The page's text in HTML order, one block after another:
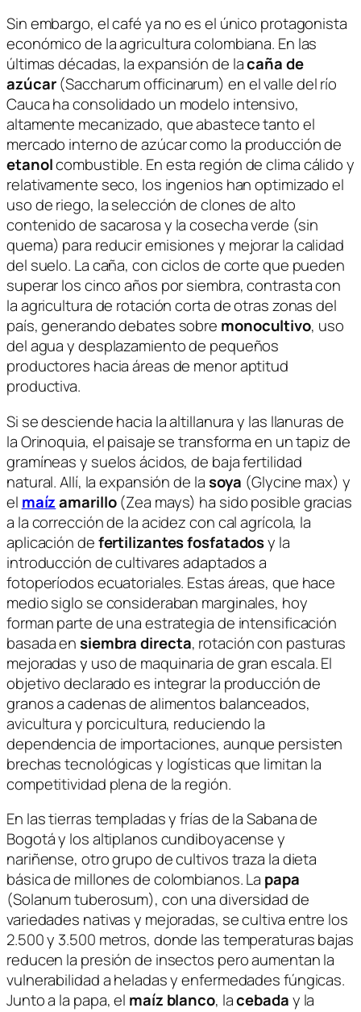
Sin embargo, el café ya no es el único protagonista
económico de la agricultura colombiana. En las
últimas décadas, la expansión de lacaña de
azúcar(Saccharum officinarum) en el valle del río
Cauca ha consolidado un modelo intensivo,
altamente mecanizado, que abastece tanto el
mercado interno de azúcar como la producción de
etanolcombustible. En esta región de clima cálido y
relativamente seco, los ingenios han optimizado el
uso de riego, la selección de clones de alto
contenido de sacarosa y la cosecha verde (sin
quema) para reducir emisiones y mejorar la calidad
del suelo. La caña, con ciclos de corte que pueden
superar los cinco años por siembra, contrasta con
la agricultura de rotación corta de otras zonas del
país, generando debates sobre monocultivo, uso
del agua y desplazamiento de pequeños
productores hacia áreas de menor aptitud
productiva.
Si se desciende hacia la altillanura y las llanuras de
la Orinoquia, el paisaje se transforma en un tapiz de
gramíneas y suelos ácidos, de baja fertilidad
natural. Allí, la expansión de lasoya (Glycine max) y
el maízamarillo(Zea mays) ha sido posible gracias
a la corrección de la acidez con cal agrícola, la
aplicación defertilizantes fosfatadosy la
introducción de cultivares adaptados a
fotoperíodos ecuatoriales. Estas áreas, que hace
medio siglo se consideraban marginales, hoy
forman parte de una estrategia de intensificación
basada ensiembra directa, rotación con pasturas
mejoradas y uso de maquinaria de gran escala. El
objetivo declarado es integrar la producción de
granos a cadenas de alimentos balanceados,
avicultura y porcicultura, reduciendo la
dependencia de importaciones, aunque persisten
brechas tecnológicas y logísticas que limitan la
competitividad plena de la región.
En las tierras templadas y frías de la Sabana de
Bogotá y los altiplanos cundiboyacense y
nariñense, otro grupo de cultivos traza la dieta
básica de millones de colombianos. La papa
(Solanum tuberosum), con una diversidad de
variedades nativas y mejoradas, se cultiva entre los
2.500 y 3.500 metros, donde las temperaturas bajas
reducen la presión de insectos pero aumentan la
vulnerabilidad a heladas y enfermedades fúngicas.
Junto a la papa, el maíz blanco, lacebaday la